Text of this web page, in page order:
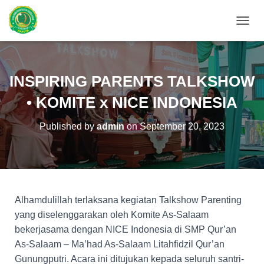
O
G
G
L
E
N
A
V
I
A
T
INSPIRING PARENTS TALKSHOW
• KOMITE x NICE INDONESIA
Published byadminonSeptember 20, 2023
Alhamdulillah terlaksana kegiatan Talkshow Parenting
yang diselenggarakan oleh Komite As-Salaam
bekerjasama dengan NICE Indonesia di SMP Qur’an
As-Salaam – Ma’had As-Salaam Litahfidzil Qur’an
Gunungputri. Acara ini ditujukan kepada seluruh santri-